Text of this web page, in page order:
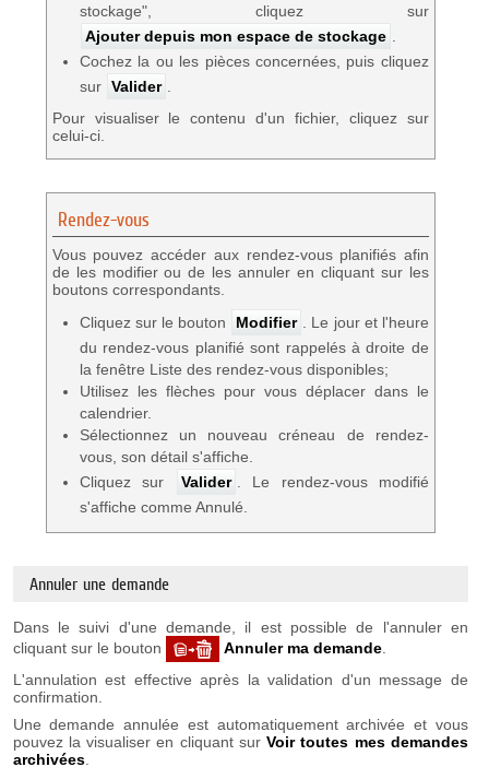
stockage", cliquez sur
Ajouter depuis mon espace de stockage
Cochez la ou les pièces concernées, puis cliquez
sur Valider
Pour visualiser le contenu d'un fichier, cliquez sur
celui-ci.
Rendez-vous
Vous pouvez accéder aux rendez-vous planifiés afin
de les modifier ou de les annuler en cliquant sur les
boutons correspondants.
Cliquez sur le bouton
Modifier
. Le jour et l'heure
du rendez-vous planifié sont rappelés à droite de
la fenêtre Liste des rendez-vous disponibles;
Utilisez les flèches pour vous déplacer dans le
calendrier.
Sélectionnez un nouveau créneau de rendez-
vous, son détail s'affiche.
Cliquez sur
Valider
. Le rendez-vous modifié
s'affiche comme Annulé.
Annuler une demande
Dans le suivi d'une demande, il est possible de l'annuler en
cliquant sur le bouton
Annuler ma demande.
L'annulation est effective après la validation d'un message de
confirmation.
Une demande annulée est automatiquement archivée et vous
pouvez la visualiser en cliquant surVoir toutes mes demandes
archivées.